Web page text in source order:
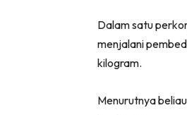
Dalam satu
menjalani
kilogram.
Menurutnya